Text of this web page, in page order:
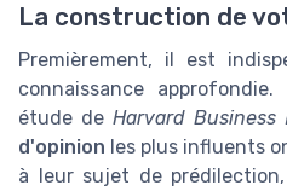
La construction de
Premièrement, il est
connaissance
étude de Harvard Business
d'opinion les plus influents
à leur sujet de